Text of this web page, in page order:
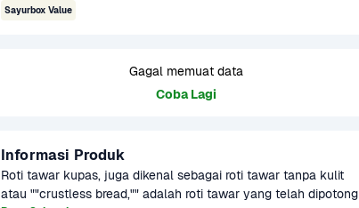
Sayurbox Value
Gagal memuat data
Coba Lagi
Informasi Produk
Roti tawar kupas, juga dikenal sebagai roti tawar tanpa kulit
atau ""crustless bread,"" adalah roti tawar yang telah dipotong